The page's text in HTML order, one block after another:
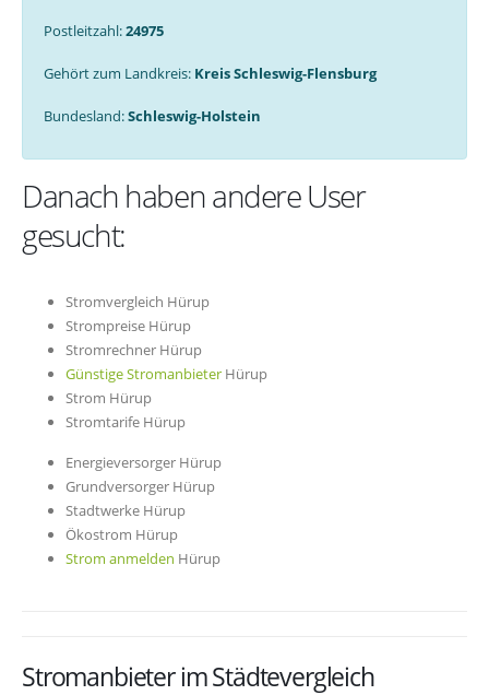
Postleitzahl:24975
Gehört zum Landkreis: Kreis Schleswig-Flensburg
Bundesland:Schleswig-Holstein
Danach haben andere User
gesucht:
Stromvergleich Hürup
Strompreise Hürup
Stromrechner Hürup
Günstige Stromanbieter Hürup
Strom Hürup
Stromtarife Hürup
Energieversorger Hürup
Grundversorger Hürup
Stadtwerke Hürup
Ökostrom Hürup
Strom anmelden Hürup
Stromanbieter im Städtevergleich